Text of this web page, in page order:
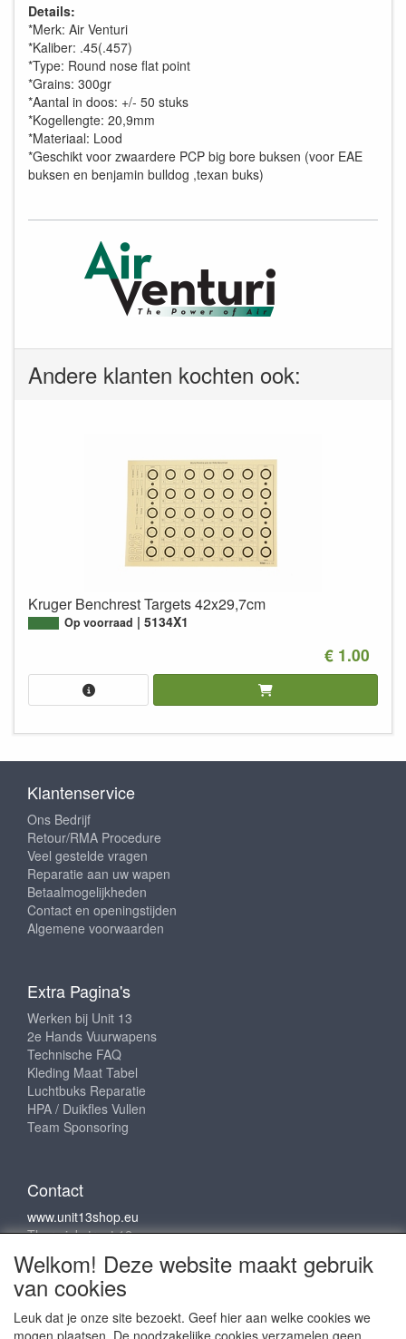
Details:
*Merk: Air Venturi
*Kaliber: .45(.457)
*Type: Round nose flat point
*Grains: 300gr
*Aantal in doos: +/- 50 stuks
*Kogellengte: 20,9mm
*Materiaal: Lood
*Geschikt voor zwaardere PCP big bore buksen (voor EAE
buksen en benjamin bulldog ,texan buks)
Andere klanten kochten ook:
Kruger Benchrest Targets 42x29,7cm
Op voorraad 5134X1
€ 1.00
Klantenservice
Ons Bedrijf
Retour/RMA Procedure
Veel gestelde vragen
Reparatie aan uw wapen
Betaalmogelijkheden
Contact en openingstijden
Algemene voorwaarden
Extra Pagina's
Werken bij Unit 13
2e Hands Vuurwapens
Technische FAQ
Kleding Maat Tabel
Luchtbuks Reparatie
HPA / Duikfles Vullen
Team Sponsoring
Contact
www.unit13shop.eu
Thermiekstraat 12
6361 HB Nuth
info@unit13shop.eu
Welkom! Deze website maakt gebruik
van cookies
Leuk dat je onze site bezoekt. Geef hier aan welke cookies we
mogen plaatsen. De noodzakelijke cookies verzamelen geen